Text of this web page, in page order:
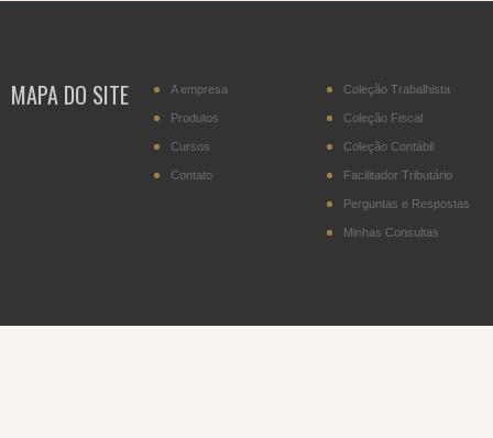
MAPA DO SITE A empresa
Produtos
Cursos
Contato
Coleção Trabalhista
Coleção Fiscal
Coleção Contábil
Facilitador Tributário
Perguntas e Respostas
Minhas Consultas